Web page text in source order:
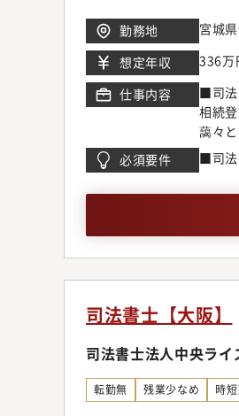
勤務地
宮城
想定年収
仕事内容
■司法
相続
藹々
必須要件
■司法
司法書士【大阪】
司法書士法人中央ライ
転勤無 残業少なめ 時